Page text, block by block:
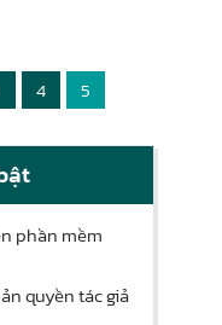
4 5
phần mềm
quyền tác giả